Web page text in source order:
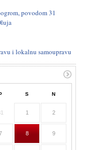
povodom 31
i lokalnu samoupravu
S N
1 2
8 9